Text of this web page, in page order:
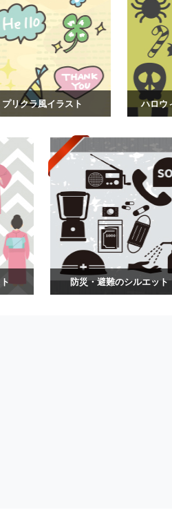
プリクラ風イラスト ハロウ
防災・避難のシルエット